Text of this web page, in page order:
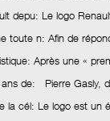
depu: Le logo
toute n: Afin de
: Après une «
de: Pierre Gasly,
la cél: Le logo est un